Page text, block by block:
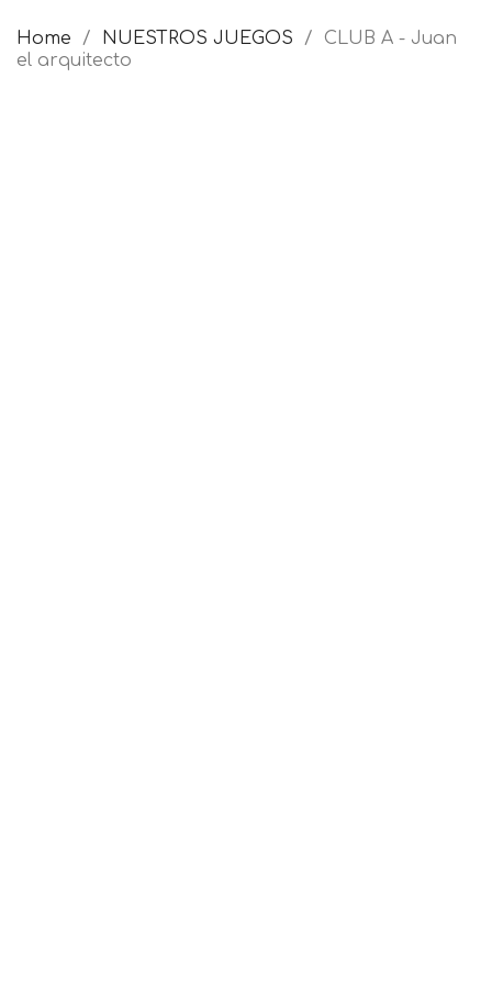
Home NUESTROS JUEGOS
CLUB A - Juan
el arquitecto